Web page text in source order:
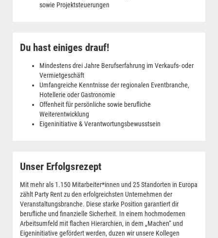
sowie Projektsteuerungen
Du hast einiges drauf!
Mindestens drei Jahre Berufserfahrung im Verkaufs- oder
Vermietgeschäft
Umfangreiche Kenntnisse der regionalen Eventbranche,
Hotellerie oder Gastronomie
Offenheit für persönliche sowie berufliche
Weiterentwicklung
Eigeninitiative & Verantwortungsbewusstsein
Unser Erfolgsrezept
Mit mehr als 1.150 Mitarbeiter*innen und 25 Standorten in Europa
zählt Party Rent zu den erfolgreichsten Unternehmen der
Veranstaltungsbranche. Diese starke Position garantiert dir
berufliche und finanzielle Sicherheit. In einem hochmodernen
Arbeitsumfeld mit flachen Hierarchien, in dem „Machen“ und
Eigeninitiative gefördert werden, duzen wir unsere Kollegen